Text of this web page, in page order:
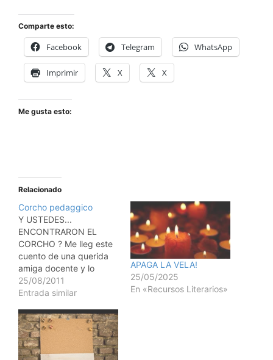
Comparte esto:
Facebook Telegram WhatsApp
Imprimir X X
Me gusta esto:
Relacionado
Corcho pedaggico
Y USTEDES...
ENCONTRARON EL
CORCHO ? Me lleg este
cuento de una querida
amiga docente y lo
comparto con ustedes
porque considero que
provocar una profunda
reflexin sobre las
prcticas educativas en
nuestras aulas. "El
25/08/2011
Entrada similar
APAGA LA VELA!
25/05/2025
En «Recursos Literarios»